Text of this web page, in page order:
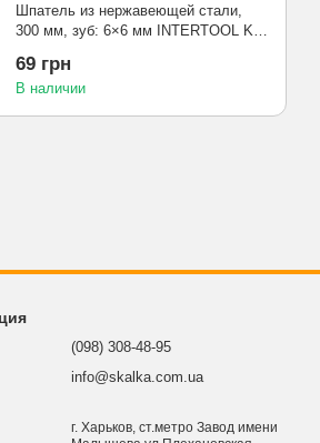
Шпатель из нержавеющей стали,
300 мм, зуб: 6×6 мм INTERTOOL KT-
69 грн
В наличии
(098) 308-48-95
info@skalka.com.ua
г. Харьков, ст.метро Завод имени